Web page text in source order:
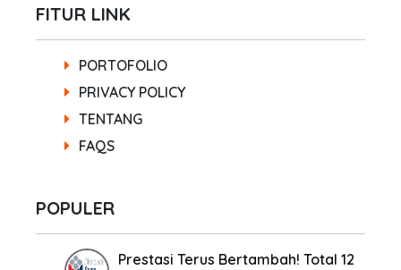
FITUR LINK
PORTOFOLIO
PRIVACY POLICY
TENTANG
FAQS
POPULER
Prestasi Terus Bertambah! Total 12